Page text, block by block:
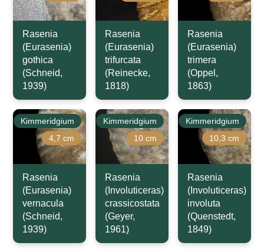
Rasenia
(Eurasenia)
gothica
(Schneid,
1939)
Rasenia
(Eurasenia)
trifurcata
(Reinecke,
1818)
Rasenia
(Eurasenia)
trimera
(Oppel,
1863)
Kimmeridgium
4,7 cm
Rasenia
(Eurasenia)
vernacula
(Schneid,
1939)
Kimmeridgium
10 cm
Rasenia
(Involuticeras)
crassicostata
(Geyer,
1961)
Kimmeridgium
10,3 cm
Rasenia
(Involuticeras)
involuta
(Quenstedt,
1849)